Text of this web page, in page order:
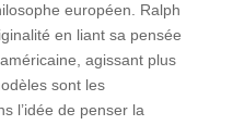
européen. Ralph
en liant sa pensée
agissant plus
sont les
l’idée de penser la